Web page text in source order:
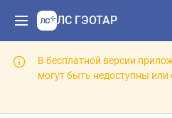
ЛС ГЭОТАР
В бесплатной версии
могут быть недоступны или